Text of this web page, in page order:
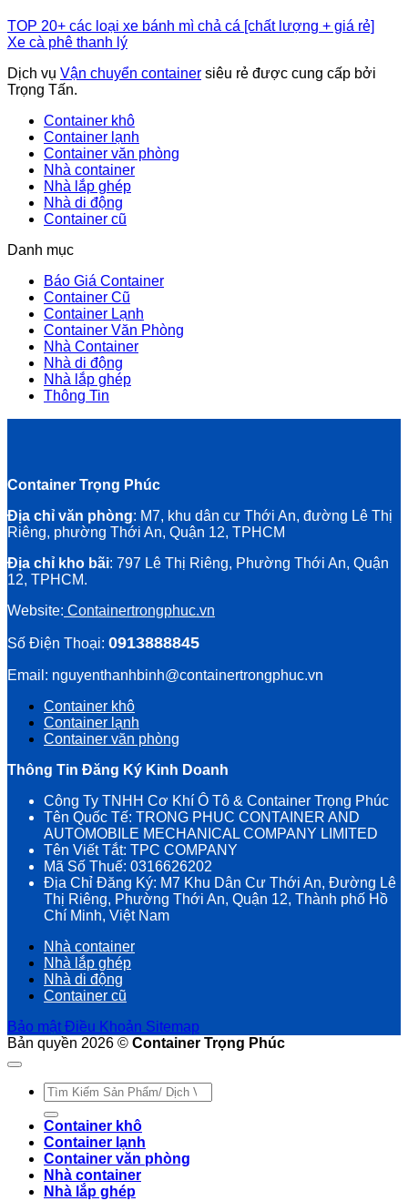
TOP 20+ các loại xe bánh mì chả cá [chất lượng + giá rẻ]
Xe cà phê thanh lý
Dịch vụ Vận chuyển container siêu rẻ được cung cấp bởi
Trọng Tấn.
Container khô
Container lạnh
Container văn phòng
Nhà container
Nhà lắp ghép
Nhà di động
Container cũ
Danh mục
Báo Giá Container
Container Cũ
Container Lạnh
Container Văn Phòng
Nhà Container
Nhà di động
Nhà lắp ghép
Thông Tin
Container Trọng Phúc
Địa chỉ văn phòng: M7, khu dân cư Thới An, đường Lê Thị
Riêng, phường Thới An, Quận 12, TPHCM
Địa chỉ kho bãi: 797 Lê Thị Riêng, Phường Thới An, Quận
12, TPHCM.
Website: Containertrongphuc.vn
Số Điện Thoại: 0913888845
Email: nguyenthanhbinh@containertrongphuc.vn
Container khô
Container lạnh
Container văn phòng
Thông Tin Đăng Ký Kinh Doanh
Công Ty TNHH Cơ Khí Ô Tô & Container Trọng Phúc
Tên Quốc Tế: TRONG PHUC CONTAINER AND
AUTOMOBILE MECHANICAL COMPANY LIMITED
Tên Viết Tắt: TPC COMPANY
Mã Số Thuế: 0316626202
Địa Chỉ Đăng Ký: M7 Khu Dân Cư Thới An, Đường Lê
Thị Riêng, Phường Thới An, Quận 12, Thành phố Hồ
Chí Minh, Việt Nam
Nhà container
Nhà lắp ghép
Nhà di động
Container cũ
Bảo mật Điều Khoản Sitemap
Bản quyền 2026 © Container Trọng Phúc
Tìm
kiếm:
Container khô
Container lạnh
Container văn phòng
Nhà container
Nhà lắp ghép